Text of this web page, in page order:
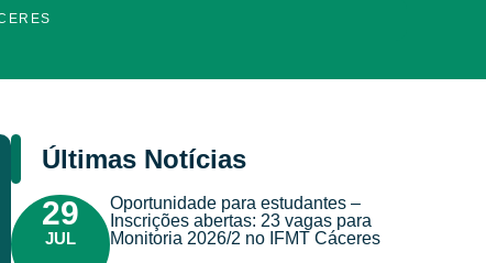
Últimas Notícias
29
JUL
Oportunidade para estudantes –
Inscrições abertas: 23 vagas para
Monitoria 2026/2 no IFMT Cáceres